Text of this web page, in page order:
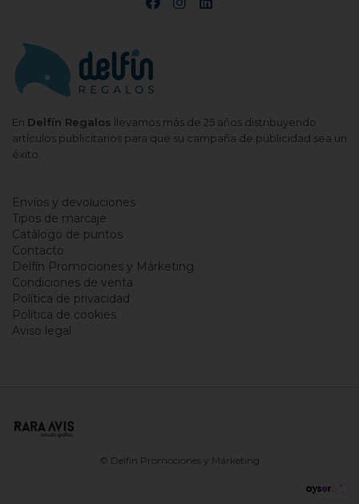
En Delfín Regalos llevamos más de 25 años distribuyendo
artículos publicitarios para que su campaña de publicidad sea un
éxito.
Envíos y devoluciones
Tipos de marcaje
Catálogo de puntos
Contacto
Delfín Promociones y Márketing
Condiciones de venta
Política de privacidad
Política de cookies
Aviso legal
© Delfín Promociones y Márketing